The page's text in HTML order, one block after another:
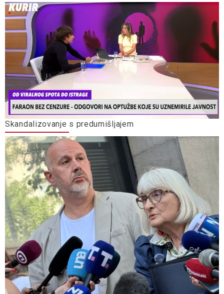
Skandalizovanje s predumišljajem